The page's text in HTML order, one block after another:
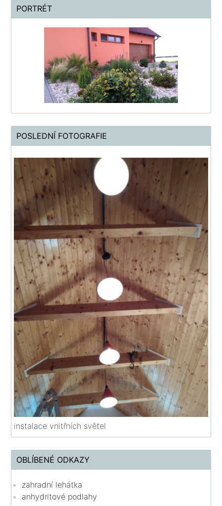
PORTRÉT
POSLEDNÍ FOTOGRAFIE
instalace vnitřních světel
OBLÍBENÉ ODKAZY
zahradní lehátka
anhydritové podlahy